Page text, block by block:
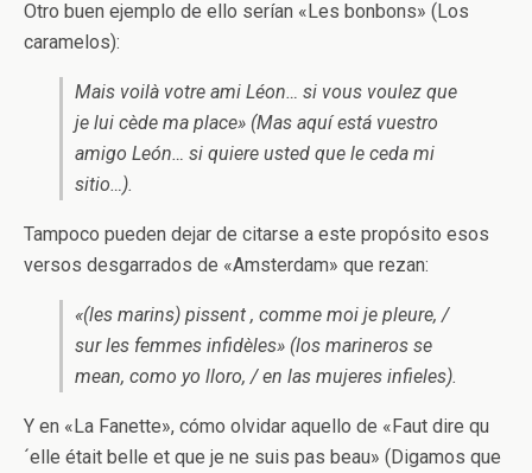
Otro buen ejemplo de ello serían «Les bonbons» (Los
caramelos):
Mais voilà votre ami Léon… si vous voulez que
je lui cède ma place» (Mas aquí está vuestro
amigo León… si quiere usted que le ceda mi
sitio…).
Tampoco pueden dejar de citarse a este propósito esos
versos desgarrados de «Amsterdam» que rezan:
«(les marins) pissent , comme moi je pleure, /
sur les femmes infidèles» (los marineros se
mean, como yo lloro, / en las mujeres infieles).
Y en «La Fanette», cómo olvidar aquello de «Faut dire qu
´elle était belle et que je ne suis pas beau» (Digamos que